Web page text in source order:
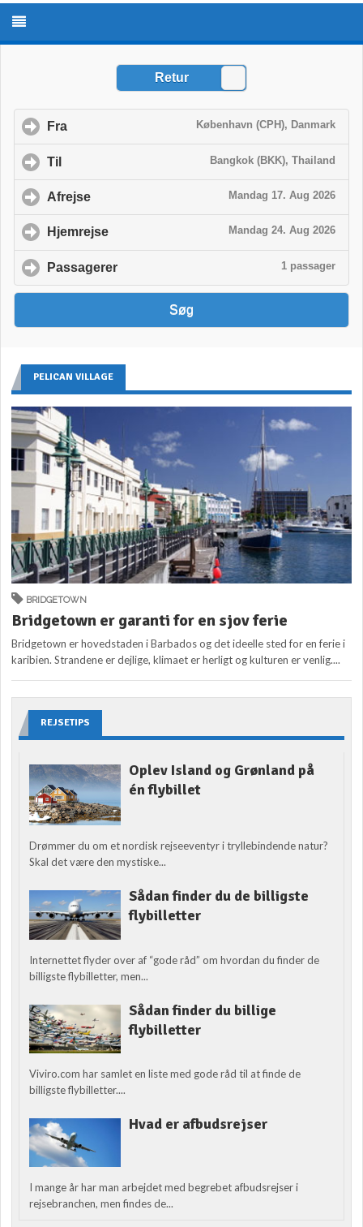
PELICAN VILLAGE
BRIDGETOWN
Bridgetown er garanti for en sjov ferie
Bridgetown er hovedstaden i Barbados og det ideelle sted for en ferie i
karibien. Strandene er dejlige, klimaet er herligt og kulturen er venlig....
REJSETIPS
Oplev Island og Grønland på
én flybillet
Drømmer du om et nordisk rejseeventyr i tryllebindende natur?
Skal det være den mystiske...
Sådan finder du de billigste
flybilletter
Internettet flyder over af “gode råd” om hvordan du finder de
billigste flybilletter, men...
Sådan finder du billige
flybilletter
Viviro.com har samlet en liste med gode råd til at finde de
billigste flybilletter....
Hvad er afbudsrejser
I mange år har man arbejdet med begrebet afbudsrejser i
rejsebranchen, men findes de...